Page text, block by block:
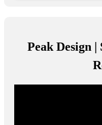
Peak Design |